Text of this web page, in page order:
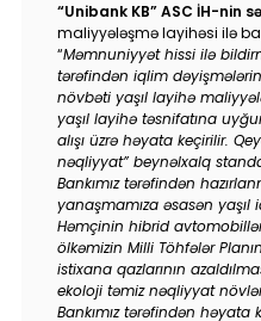
Əlaqə
“Unibank KB” ASC İH-nin
maliyyələşmə layihəsi ilə
“Məmnuniyyət hissi ilə
tərəfindən iqlim
növbəti yaşıl layihə
yaşıl layihə təsnifatına
alışı üzrə həyata keçirilir.
nəqliyyat” beynəlxalq
Bankımız tərəfindən
yanaşmamıza əsasən
Həmçinin hibrid
ölkəmizin Milli Töhfələr
istixana qazlarının
ekoloji təmiz nəqliyyat
Bankımız tərəfindən həyata